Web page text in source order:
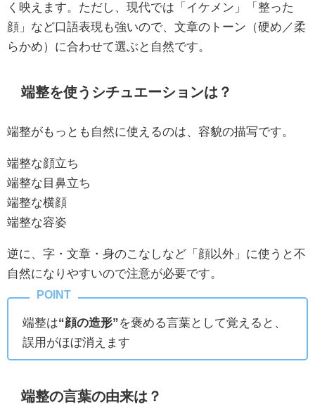
く映えます。ただし、現代では「イケメン」「整った
顔」など口語表現も強いので、文章のトーン（硬め／柔
らかめ）に合わせて選ぶと自然です。
端整を使うシチュエーションは？
端整がもっとも自然に使えるのは、容貌の描写です。
端整な顔立ち
端整な目鼻立ち
端整な横顔
端整な容姿
逆に、字・文章・身のこなしなど「顔以外」に使うと不
自然になりやすいので注意が必要です。
端整は“顔の造形”を褒める言葉として覚えると、
誤用がほぼ消えます
端整の言葉の由来は？